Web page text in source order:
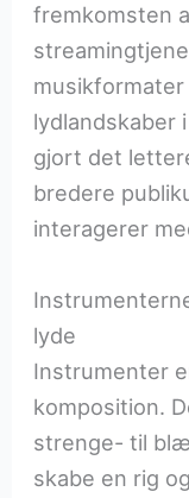
fremkomsten
lydlandskaber
gjort det
bredere
interagerer
lyde
Instrumenter
komposition.
strenge- til
skabe en rig